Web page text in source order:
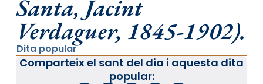
Santa, Jacint
Verdaguer, 1845-1902).
Dita popular
Comparteix el sant del dia i aquesta dita
popular: